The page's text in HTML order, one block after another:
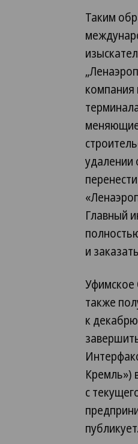
Таким
компания
удалении
Главный
и
Уфимское
также
к
Кремль»)
с
публикует.